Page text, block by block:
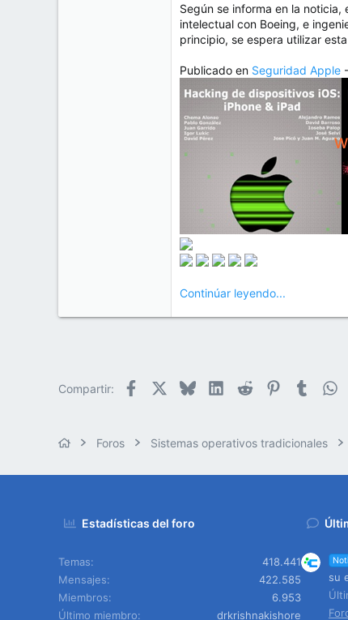
Según se informa en la
intelectual con Boeing, e
principio, se espera utilizar
Publicado en Seguridad Apple -
Continúar leyendo...
Compartir: Facebook BlueskyLinkedIn
Reddit PinterestTumblr
Foros Sistemas operativos tradicionales
Estadísticas del foro
Temas
418.441
Mensajes
422.585
Miembros
6.953
Último miembro
drkrishnakishore
su